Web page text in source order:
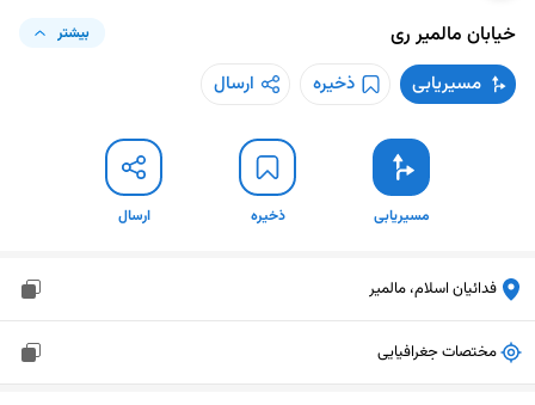
خیابان مالمیر ری بیشتر
مسیریابی ذخیره ارسال
مسیریابی ذخیره ارسال
فدائیان اسلام، مالمیر
مختصات جغرافیایی